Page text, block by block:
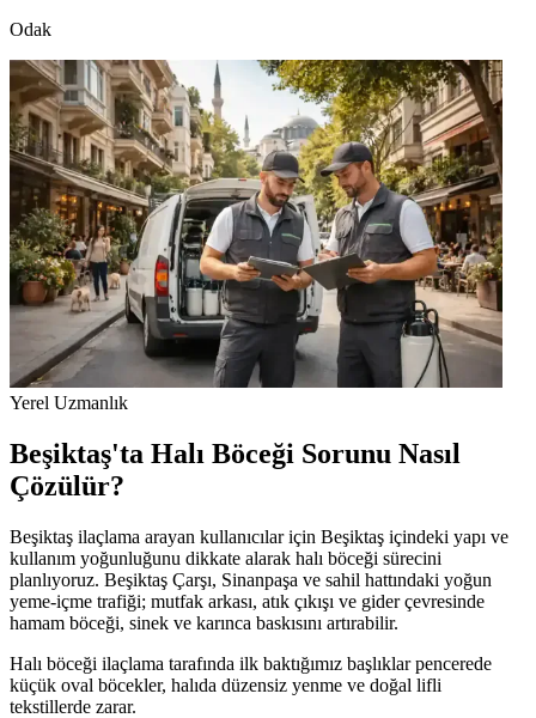
Odak
Yerel Uzmanlık
Beşiktaş'ta Halı Böceği Sorunu Nasıl
Çözülür?
Beşiktaş ilaçlama arayan kullanıcılar için Beşiktaş içindeki yapı ve
kullanım yoğunluğunu dikkate alarak halı böceği sürecini
planlıyoruz. Beşiktaş Çarşı, Sinanpaşa ve sahil hattındaki yoğun
yeme-içme trafiği; mutfak arkası, atık çıkışı ve gider çevresinde
hamam böceği, sinek ve karınca baskısını artırabilir.
Halı böceği ilaçlama tarafında ilk baktığımız başlıklar pencerede
küçük oval böcekler, halıda düzensiz yenme ve doğal lifli
tekstillerde zarar.